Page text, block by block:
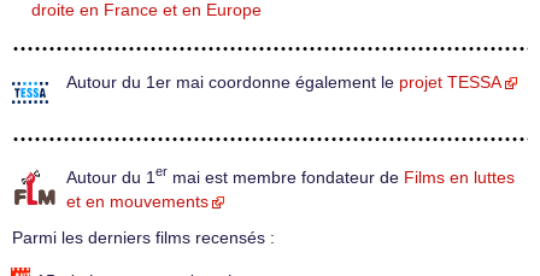
droite en France et en Europe
Autour du 1er mai coordonne également le projet TESSA
Autour du 1 er mai est membre fondateur de Films en luttes
et en mouvements
Parmi les derniers films recensés :